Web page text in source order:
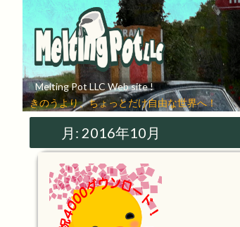
Melting Pot LLC Web site !
きのうより、ちょっとだけ自由な世界へ！
月: 2016年10月